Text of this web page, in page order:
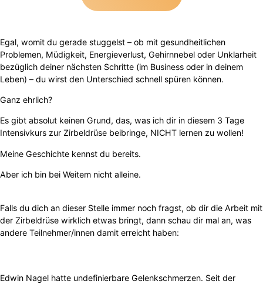
Egal, womit du gerade stuggelst – ob mit gesundheitlichen
Problemen, Müdigkeit, Energieverlust, Gehirnnebel oder Unklarheit
bezüglich deiner nächsten Schritte (im Business oder in deinem
Leben) – du wirst den Unterschied schnell spüren können.
Ganz ehrlich?
Es gibt absolut keinen Grund, das, was ich dir in diesem 3 Tage
Intensivkurs zur Zirbeldrüse beibringe, NICHT lernen zu wollen!
Meine Geschichte kennst du bereits.
Aber ich bin bei Weitem nicht alleine.
Falls du dich an dieser Stelle immer noch fragst, ob dir die Arbeit mit
der Zirbeldrüse wirklich etwas bringt, dann schau dir mal an, was
andere Teilnehmer/innen damit erreicht haben:
Edwin Nagel hatte undefinierbare Gelenkschmerzen. Seit der